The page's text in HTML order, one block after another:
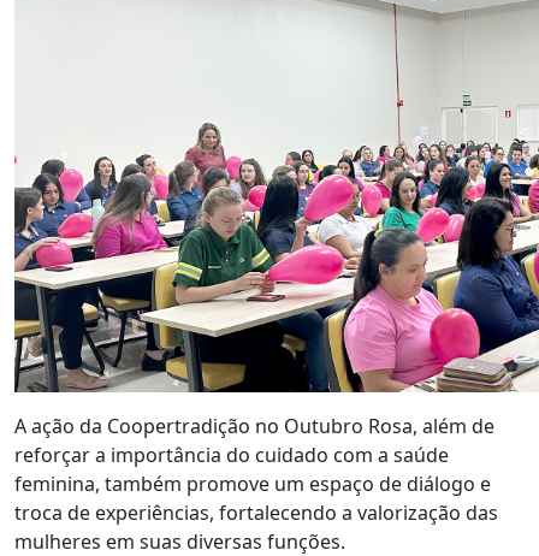
A ação da Coopertradição no Outubro Rosa, além de
reforçar a importância do cuidado com a saúde
feminina, também promove um espaço de diálogo e
troca de experiências, fortalecendo a valorização das
mulheres em suas diversas funções.